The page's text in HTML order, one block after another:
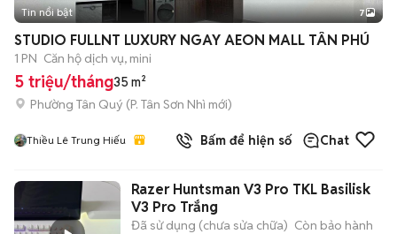
+2
Tin nổi bật 7
STUDIO FULLNT LUXURY NGAY AEON MALL TÂN PHÚ
1 PN Căn hộ dịch vụ, mini
5 triệu/tháng35 m²
Phường Tân Quý (P. Tân Sơn Nhì mới)
Thiều Lê Trung Hiếu Bấm để hiện số Chat
Razer Huntsman V3 Pro TKL Basilisk
V3 Pro Trắng
Đã sử dụng (chưa sửa chữa) Còn bảo hành